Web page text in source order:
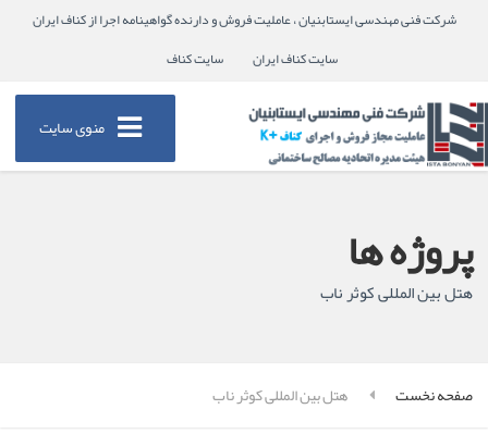
شرکت فنی مهندسی ایستابنیان ، عاملیت فروش و دارنده گواهینامه اجرا از کناف ایران
سایت کناف ایران
سایت کناف
منوی سایت
پروژه ها
هتل بین المللی کوثر ناب
صفحه نخست هتل بین المللی کوثر ناب